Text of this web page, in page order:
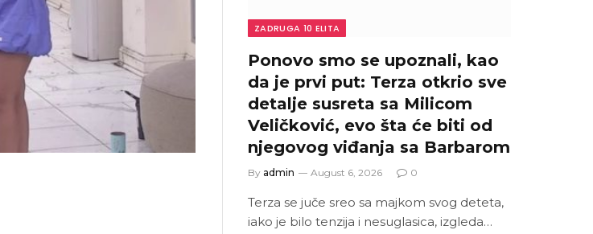
ZADRUGA 10 ELITA
Ponovo smo se upoznali, kao
da je prvi put: Terza otkrio sve
detalje susreta sa Milicom
Veličković, evo šta će biti od
njegovog viđanja sa Barbarom
By admin August 6, 2026 0
Terza se juče sreo sa majkom svog deteta,
iako je bilo tenzija i nesuglasica, izgleda…